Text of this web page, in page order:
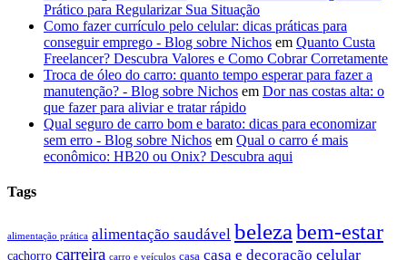
Prático para Regularizar Sua Situação
Como fazer currículo pelo celular: dicas práticas para
conseguir emprego - Blog sobre Nichos em Quanto Custa
Freelancer? Descubra Valores e Como Cobrar Corretamente
Troca de óleo do carro: quanto tempo esperar para fazer a
manutenção? - Blog sobre Nichos em Dor nas costas alta: o
que fazer para aliviar e tratar rápido
Qual seguro de carro bom e barato: dicas para economizar
sem erro - Blog sobre Nichos em Qual o carro é mais
econômico: HB20 ou Onix? Descubra aqui
Tags
alimentação prática alimentação saudável belezabem-estar
cachorro carreira carro e veículos casa casa e decoração celular